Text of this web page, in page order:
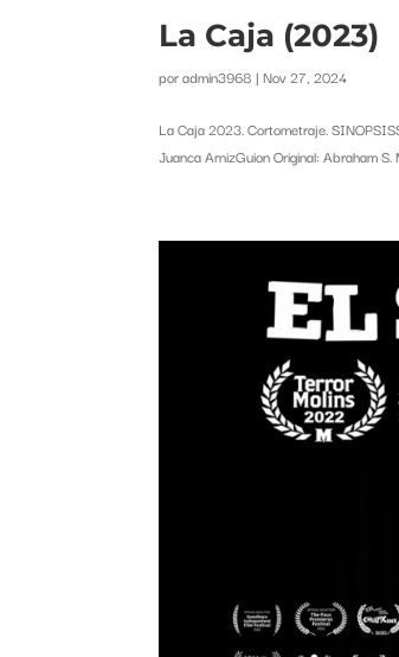
La Caja (2023)
poradmin3968 |Nov 27, 2024
La Caja 2023. Cortometraje.
Juanca ArnizGuion Original: Abraham